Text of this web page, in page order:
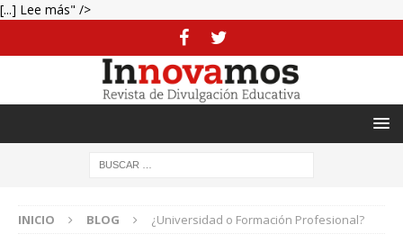
[...] Lee más" />
INICIO BLOG ¿Universidad o Formación Profesional?